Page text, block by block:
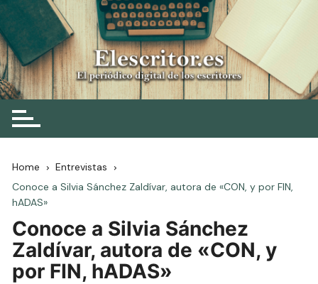
Skip
to
content
Elescritor.es
El periódico digital de los escritores
Home
Entrevistas
Conoce a Silvia Sánchez Zaldívar, autora de «CON, y por FIN,
hADAS»
Conoce a Silvia Sánchez
Zaldívar, autora de «CON, y
por FIN, hADAS»